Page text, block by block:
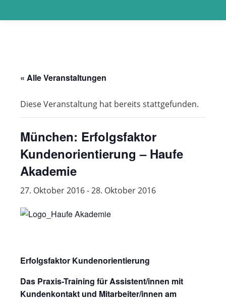
« Alle Veranstaltungen
Diese Veranstaltung hat bereits stattgefunden.
München: Erfolgsfaktor
Kundenorientierung – Haufe
Akademie
27. Oktober 2016-28. Oktober 2016
Erfolgsfaktor Kundenorientierung
Das Praxis-Training für Assistent/innen mit
Kundenkontakt und Mitarbeiter/innen am